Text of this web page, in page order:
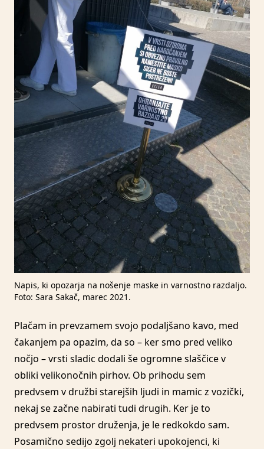
Napis, ki opozarja na nošenje maske in varnostno razdaljo.
Foto: Sara Sakač, marec 2021.
Plačam in prevzamem svojo podaljšano kavo, med
čakanjem pa opazim, da so – ker smo pred veliko
nočjo – vrsti sladic dodali še ogromne slaščice v
obliki velikonočnih pirhov. Ob prihodu sem
predvsem v družbi starejših ljudi in mamic z vozički,
nekaj se začne nabirati tudi drugih. Ker je to
predvsem prostor druženja, je le redkokdo sam.
Posamično sedijo zgolj nekateri upokojenci, ki